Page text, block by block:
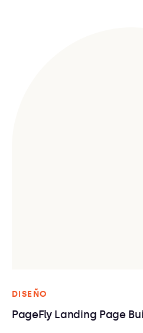
DISEÑO
PageFly Landing Page